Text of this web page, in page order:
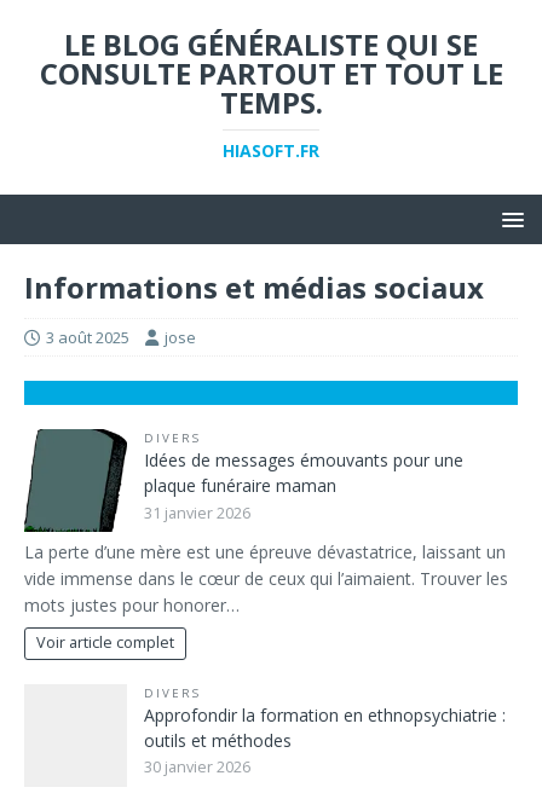
LE BLOG GÉNÉRALISTE QUI SE
CONSULTE PARTOUT ET TOUT LE
TEMPS.
HIASOFT.FR
Informations et médias sociaux
3 août 2025 jose
DIVERS
Idées de messages émouvants pour une
plaque funéraire maman
31 janvier 2026
La perte d’une mère est une épreuve dévastatrice, laissant un
vide immense dans le cœur de ceux qui l’aimaient. Trouver les
mots justes pour honorer…
Voir article complet
DIVERS
Approfondir la formation en ethnopsychiatrie :
outils et méthodes
30 janvier 2026